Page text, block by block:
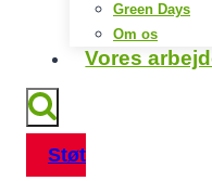
Green Days
Om os
Vores
Støt